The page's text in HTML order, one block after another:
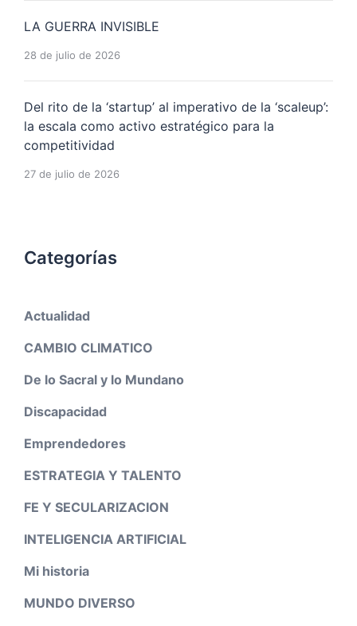
LA GUERRA INVISIBLE
28 de julio de 2026
Del rito de la ‘startup’ al imperativo de la ‘scaleup’:
la escala como activo estratégico para la
competitividad
27 de julio de 2026
Categorías
Actualidad
CAMBIO CLIMATICO
De lo Sacral y lo Mundano
Discapacidad
Emprendedores
ESTRATEGIA Y TALENTO
FE Y SECULARIZACION
INTELIGENCIA ARTIFICIAL
Mi historia
MUNDO DIVERSO